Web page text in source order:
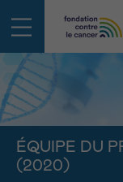
ÉQUIPE DU
(2020)
FACE AU
RETOUR